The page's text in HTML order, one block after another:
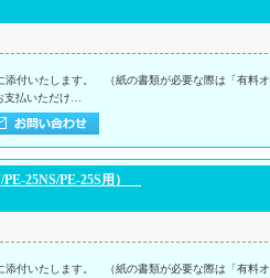
添付いたします。 （紙の書類が必要な際は「有料オ
払いただけ…
25NS/PE-25S用）
添付いたします。 （紙の書類が必要な際は「有料オ